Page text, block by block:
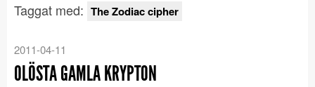
Taggat med: The Zodiac cipher
2011-04-11
OLÖSTA GAMLA KRYPTON